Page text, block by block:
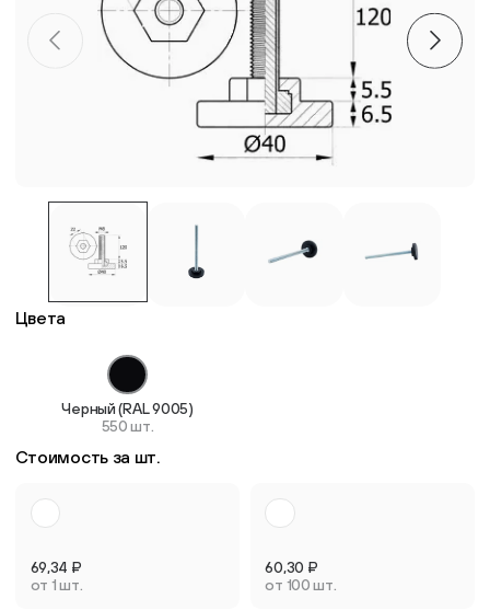
Цвета
Черный (RAL 9005)
550 шт.
Стоимость за шт.
69,34 ₽
от 1 шт.
60,30 ₽
от 100 шт.
Пластиковые столешницы для школьных парт
Комплектующие для мебели
Система выравнивания плитки
Дюбель